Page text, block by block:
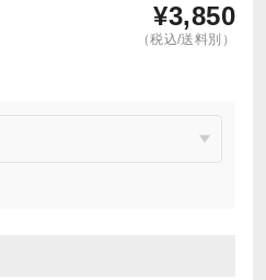
¥3,850
（税込/送料別）